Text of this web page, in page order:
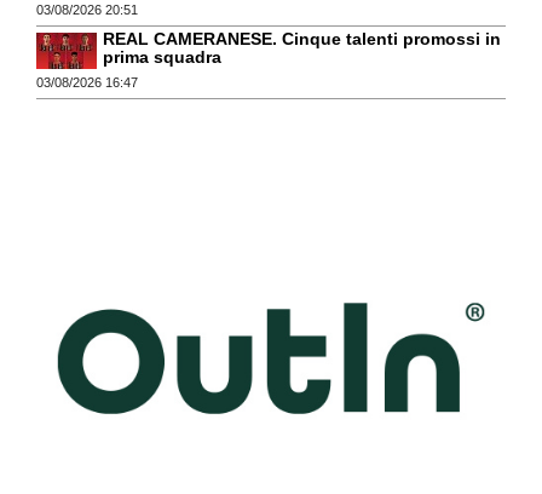
03/08/2026 20:51
REAL CAMERANESE. Cinque talenti promossi in
prima squadra
03/08/2026 16:47